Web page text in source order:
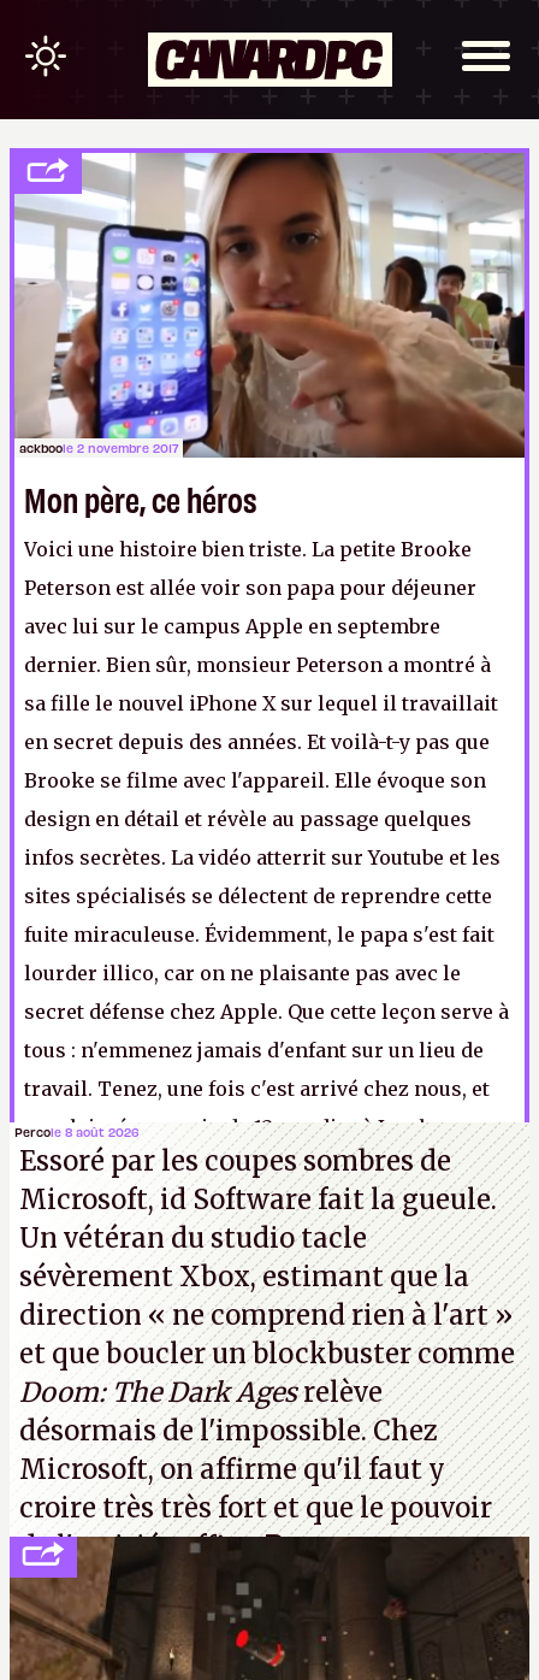
ackboole 2 novembre 2017
Mon père, ce héros
Voici une histoire bien triste. La petite Brooke
Peterson est allée voir son papa pour déjeuner
avec lui sur le campus Apple en septembre
dernier. Bien sûr, monsieur Peterson a montré à
sa fille le nouvel iPhone X sur lequel il travaillait
en secret depuis des années. Et voilà-t-y pas que
Brooke se filme avec l'appareil. Elle évoque son
design en détail et révèle au passage quelques
infos secrètes. La vidéo atterrit sur Youtube et les
sites spécialisés se délectent de reprendre cette
fuite miraculeuse. Évidemment, le papa s'est fait
lourder illico, car on ne plaisante pas avec le
secret défense chez Apple. Que cette leçon serve à
tous : n'emmenez jamais d'enfant sur un lieu de
travail. Tenez, une fois c'est arrivé chez nous, et
on a laissé ce gamin de 12 ans dire à Izual que
Fallout 2 était un jeu ringard. Les gens du SAMU
nous ont bien engueulés.
Percole 8 août 2026
Essoré par les coupes sombres de
Microsoft, id Software fait la gueule.
Un vétéran du studiotacle
sévèrement Xbox, estimant que la
direction« ne comprend rien à l'art »
et que boucler un blockbuster comme
Doom: The Dark Agesrelève
désormais de l'impossible. Chez
Microsoft, on affirme qu'il faut y
croire très très fort et que le pouvoir
de l'amitié suffira.P.